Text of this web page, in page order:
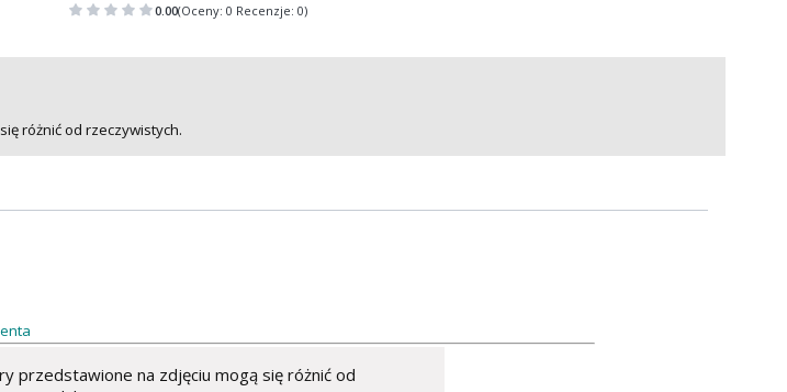
0.00(Oceny: 0 Recenzje: 0)
różnić od rzeczywistych.
przedstawione na zdjęciu mogą się różnić od